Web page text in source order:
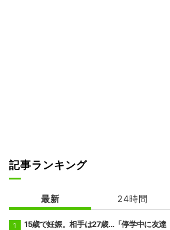
記事ランキング
最新 24時間
15歳で妊娠。相手は27歳…「停学中に友達